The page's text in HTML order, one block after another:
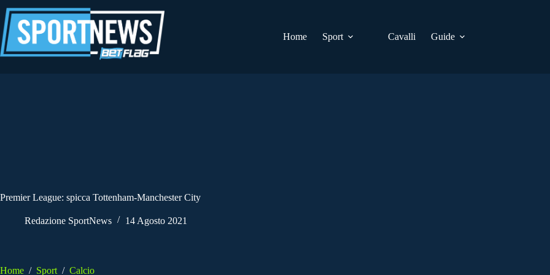
al
contenuto
Home
Sport Cavalli Guide
Premier League: spicca Tottenham-Manchester City
Redazione SportNews 14 Agosto 2021
Home / Sport / Calcio